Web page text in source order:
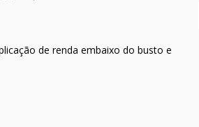
de renda embaixo do busto e